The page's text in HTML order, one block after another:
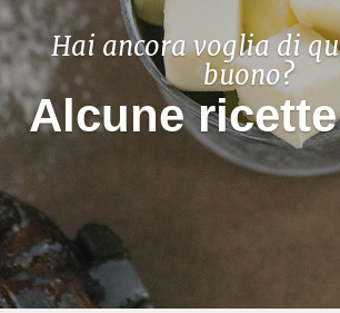
Hai ancora voglia di
buono?
Alcune